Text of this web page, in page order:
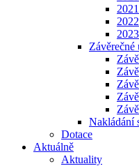
2021
2022
2023
Závěrečné
Nakládání
Dotace
Aktuálně
Aktuality